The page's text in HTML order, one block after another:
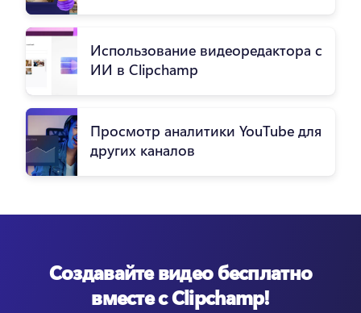
Использование видеоредактора с
ИИ в Clipchamp
Просмотр аналитики YouTube для
других каналов
Создавайте видео бесплатно
вместе с Clipchamp!